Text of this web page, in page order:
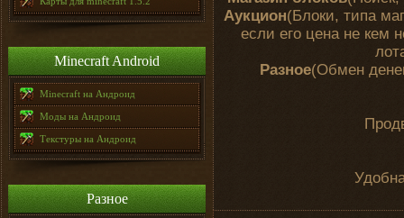
Minecraft Android
Minecraft на Андроид
Моды на Андроид
Текстуры на Андроид
Разное
Аукцион(Блоки, типа
если его цена не кем
Разное(Обмен